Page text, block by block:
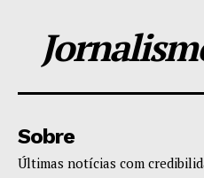
Sobre
Últimas notícias com